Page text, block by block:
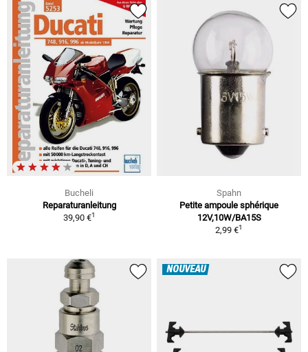
Bucheli
Reparaturanleitung
39,90 €1
Spahn
Petite ampoule sphérique
12V,10W/BA15S
2,99 €1
NOUVEAU